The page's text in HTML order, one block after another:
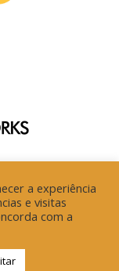
a experiência
e visitas
com a